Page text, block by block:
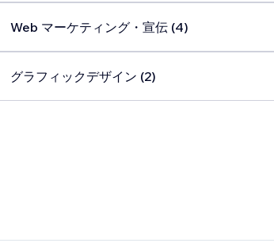
Web マーケティング・宣伝 (4)
グラフィックデザイン (2)